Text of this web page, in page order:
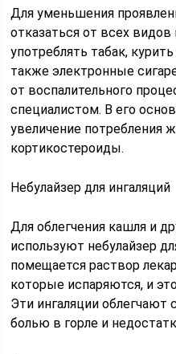
Для уменьшения
отказаться от всех
употреблять табак,
также электронные
от воспалительного
специалистом. В его
увеличение потребления
кортикостероиды.
Небулайзер для ингаляций
Для облегчения кашля и
используют небулайзер
помещается раствор
которые испаряются, и
Эти ингаляции
болью в горле и